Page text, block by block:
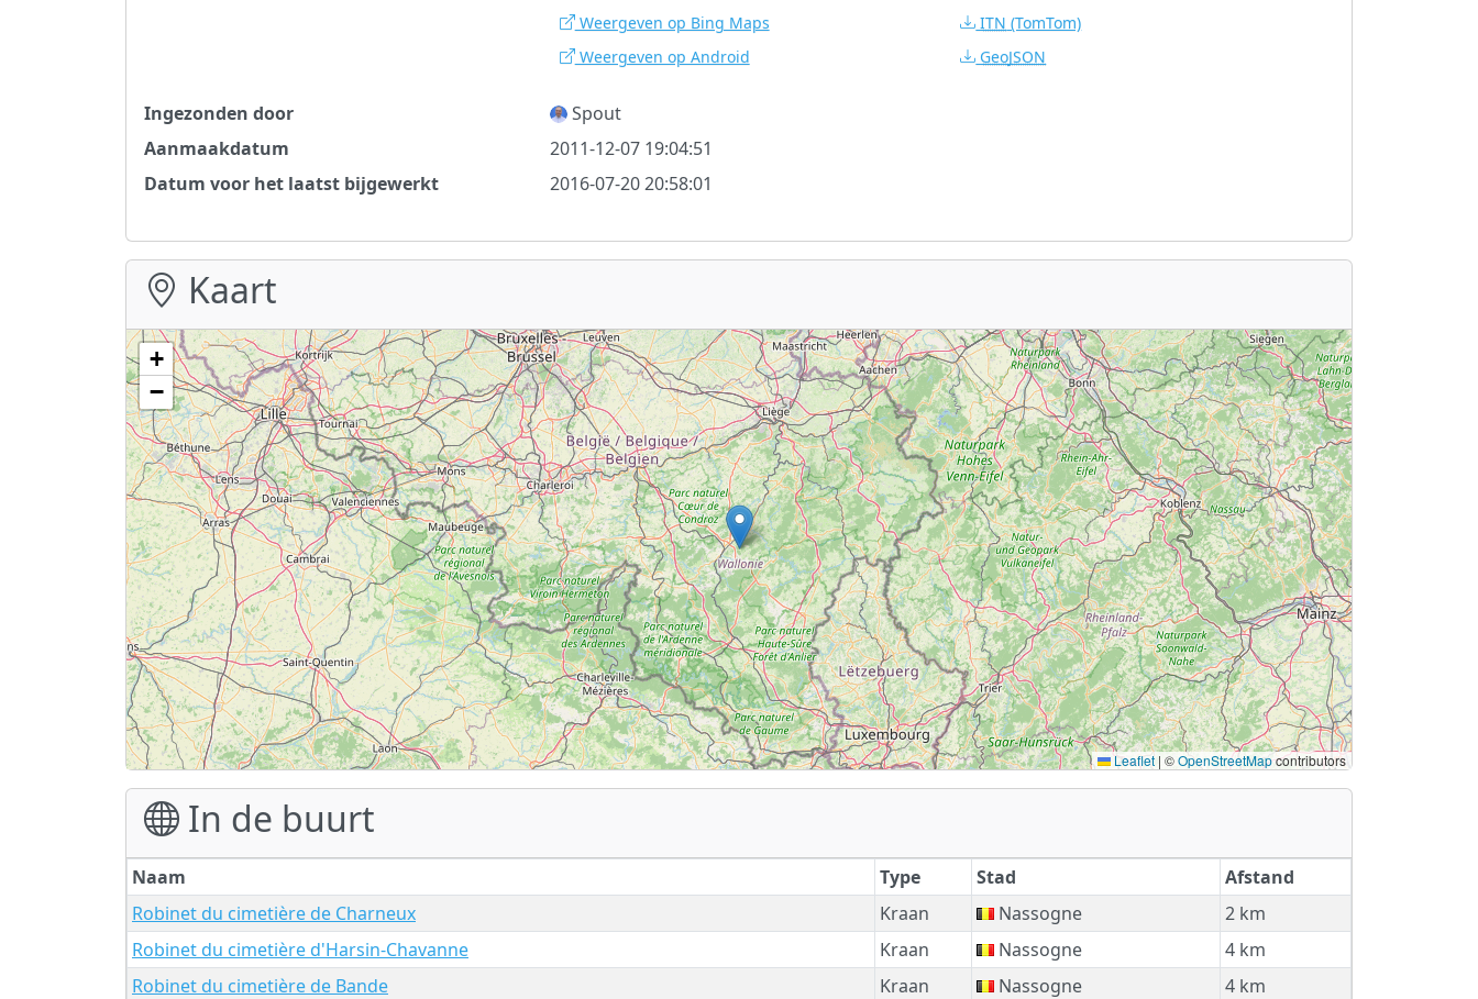
Weergeven op Bing Maps
Weergeven op Android
ITN (TomTom)
GeoJSON
Ingezonden door
Spout
Aanmaakdatum
2011-12-07 19:04:51
Datum voor het laatst bijgewerkt
2016-07-20 20:58:01
Kaart
+
−
Leaflet | ©OpenStreetMapcontributors
In de buurt
Naam Type Stad
Afstand
Robinet du cimetière de Charneux
Kraan Nassogne
2 km
Robinet du cimetière d'Harsin-Chavanne
Kraan Nassogne
4 km
Robinet du cimetière de Bande
Kraan Nassogne
4 km